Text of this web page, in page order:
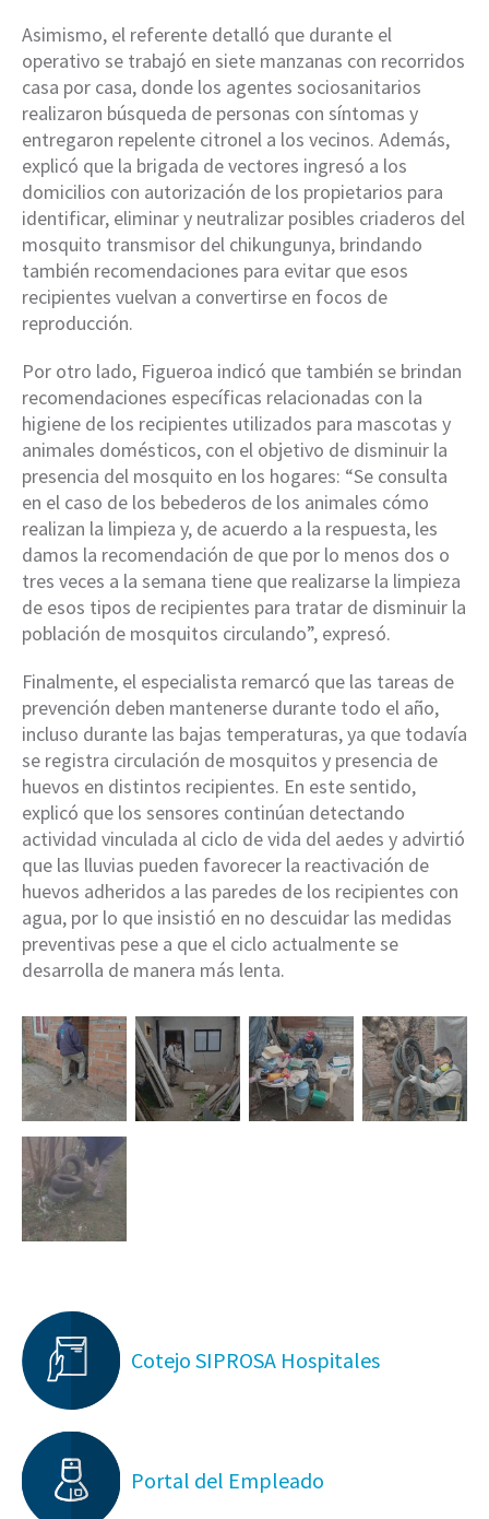
Asimismo, el referente detalló que durante el
operativo se trabajó en siete manzanas con recorridos
casa por casa, donde los agentes sociosanitarios
realizaron búsqueda de personas con síntomas y
entregaron repelente citronel a los vecinos. Además,
explicó que la brigada de vectores ingresó a los
domicilios con autorización de los propietarios para
identificar, eliminar y neutralizar posibles criaderos del
mosquito transmisor del chikungunya, brindando
también recomendaciones para evitar que esos
recipientes vuelvan a convertirse en focos de
reproducción.
Por otro lado, Figueroa indicó que también se brindan
recomendaciones específicas relacionadas con la
higiene de los recipientes utilizados para mascotas y
animales domésticos, con el objetivo de disminuir la
presencia del mosquito en los hogares: “Se consulta
en el caso de los bebederos de los animales cómo
realizan la limpieza y, de acuerdo a la respuesta, les
damos la recomendación de que por lo menos dos o
tres veces a la semana tiene que realizarse la limpieza
de esos tipos de recipientes para tratar de disminuir la
población de mosquitos circulando”, expresó.
Finalmente, el especialista remarcó que las tareas de
prevención deben mantenerse durante todo el año,
incluso durante las bajas temperaturas, ya que todavía
se registra circulación de mosquitos y presencia de
huevos en distintos recipientes. En este sentido,
explicó que los sensores continúan detectando
actividad vinculada al ciclo de vida del aedes y advirtió
que las lluvias pueden favorecer la reactivación de
huevos adheridos a las paredes de los recipientes con
agua, por lo que insistió en no descuidar las medidas
preventivas pese a que el ciclo actualmente se
desarrolla de manera más lenta.
Cotejo SIPROSA Hospitales
Portal del Empleado